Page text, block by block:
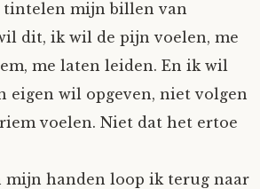
tintelen mijn billen van
dit, ik wil de pijn voelen, me
me laten leiden. En ik wil
eigen wil opgeven, niet volgen
voelen. Niet dat het ertoe
mijn handen loop ik terug naar